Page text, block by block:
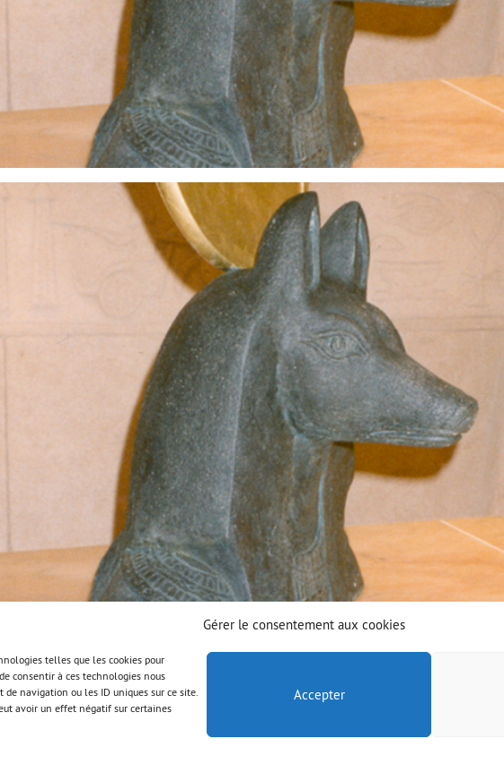
Gérer le consentement aux cookies
telles que les cookies pour
consentir à ces technologies nous
navigation ou les ID uniques sur ce site.
avoir un effet négatif sur certaines
Accepter